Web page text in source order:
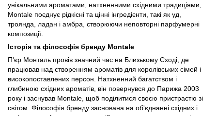
унікальними ароматами, натхненними східними традиціями,
Montale поєднує рідкісні та цінні інгредієнти, такі як уд,
троянда, ладан і амбра, створюючи неповторні парфумерні
композиції.
Історія та філософія бренду Montale
П'єр Монталь провів значний час на Близькому Сході, де
працював над створенням ароматів для королівських сімей і
високопоставлених персон. Натхненний багатством і
глибиною східних ароматів, він повернувся до Парижа 2003
року і заснував Montale, щоб поділитися своєю пристрастю зі
світом. Філософія бренду заснована на об'єднанні східних і